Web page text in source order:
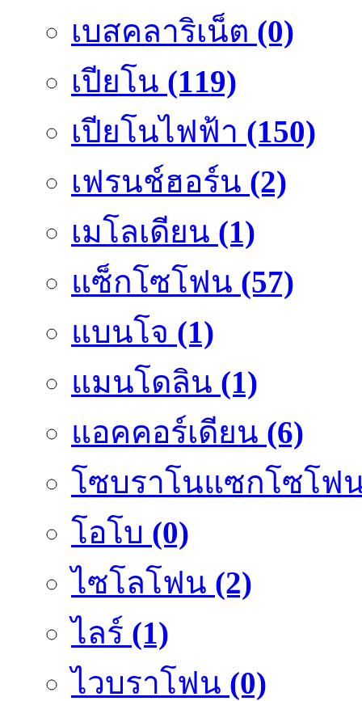
เบสคลาริเน็ต (0)
เปียโน (119)
เปียโนไฟฟ้า (150)
เฟรนช์ฮอร์น (2)
เมโลเดียน (1)
แซ็กโซโฟน (57)
แบนโจ (1)
แมนโดลิน (1)
แอคคอร์เดียน (6)
โซบราโนแซกโซโฟ
โอโบ (0)
ไซโลโฟน (2)
ไลร์ (1)
ไวบราโฟน (0)